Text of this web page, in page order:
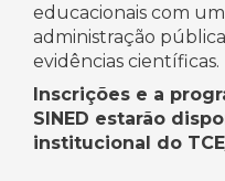
educacionais com
administração
evidências científicas.
Inscrições e a
SINED estarão
institucional do